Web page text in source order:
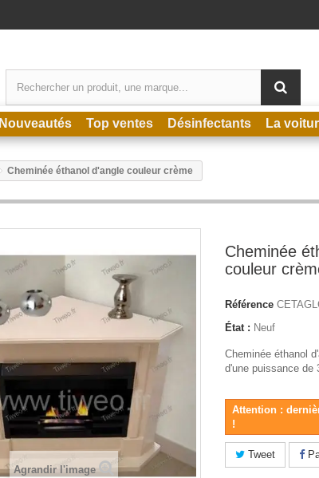
Nouveautés Top ventes Désinfectants La
Cheminée éthanol d'angle couleur crème
Agrandir l'image
Cheminée
couleur
Référence
État : Neuf
Cheminée éthanol
d'une puissance de
Attention :
!
Tweet